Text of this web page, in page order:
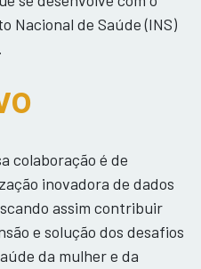
Nacional de Saúde (INS)
colaboração é de
inovadora de dados
assim contribuir
e solução dos desafios
da mulher e da